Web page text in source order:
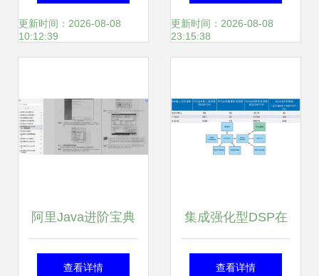
规范信息系统集成
更新时间：2026-08-08
10:12:39
化与多元化发展路
更新时间：2026-08-08
23:15:38
阿里Java进阶宝典
解锁涨薪秘籍，成
查看详情
集成强化型DSP在
ADC/DAC IC中的
查看详情